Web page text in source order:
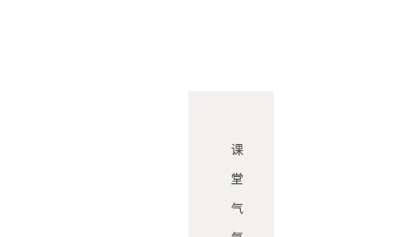
课
堂
气